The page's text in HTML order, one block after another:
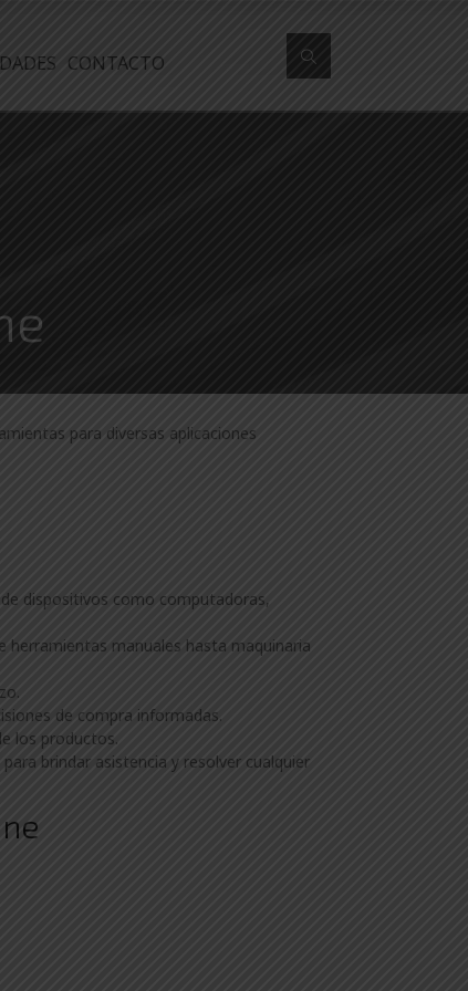
CONTACTO
para diversas aplicaciones
dispositivos como computadoras,
herramientas manuales hasta maquinaria
de compra informadas.
los productos.
brindar asistencia y resolver cualquier